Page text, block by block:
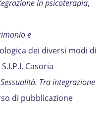
in psicoterapia,
e
dei diversi modi di
Casoria
Tra integrazione
di pubblicazione